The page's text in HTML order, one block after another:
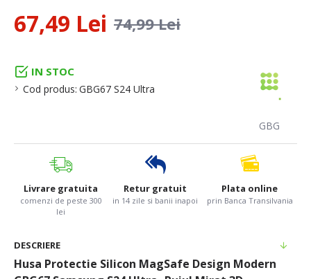
IN STOC
Cod produs: GBG67 S24 Ultra
GBG
67,49 Lei 74,99 Lei
Livrare gratuita
comenzi de peste 300
lei
Retur gratuit
in 14 zile si banii inapoi
Plata online
prin Banca Transilvania
DESCRIERE
Husa Protectie Silicon MagSafe Design Modern